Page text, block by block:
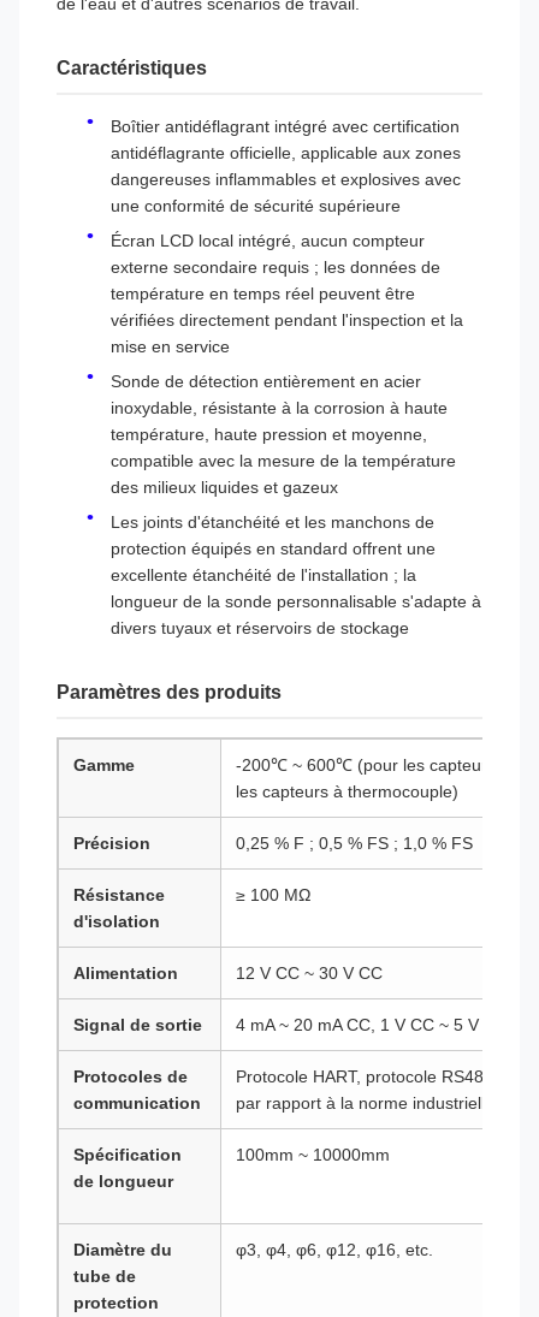
Caractéristiques
Boîtier antidéflagrant intégré avec certification
antidéflagrante officielle, applicable aux zones
dangereuses inflammables et explosives avec
une conformité de sécurité supérieure
Écran LCD local intégré, aucun compteur
externe secondaire requis ; les données de
température en temps réel peuvent être
vérifiées directement pendant l'inspection et la
mise en service
Sonde de détection entièrement en acier
inoxydable, résistante à la corrosion à haute
température, haute pression et moyenne,
compatible avec la mesure de la température
des milieux liquides et gazeux
Les joints d'étanchéité et les manchons de
protection équipés en standard offrent une
excellente étanchéité de l'installation ; la
longueur de la sonde personnalisable s'adapte à
divers tuyaux et réservoirs de stockage
Paramètres des produits
Gamme
-200℃ ~ 600℃ (pour les capteurs à
les capteurs à thermocouple)
Précision 0,25 % F ; 0,5 % FS ; 1,0 % FS
Résistance
d'isolation
≥ 100 MΩ
Alimentation 12 V CC ~ 30 V CC
Signal de sortie 4 mA ~ 20 mA CC, 1 V CC ~ 5 V CC,
Protocoles de
communication
Protocole HART, protocole RS485,
par rapport à la norme industrielle
Spécification
de longueur
100mm ~ 10000mm
Diamètre du
tube de
protection
φ3, φ4, φ6, φ12, φ16, etc.